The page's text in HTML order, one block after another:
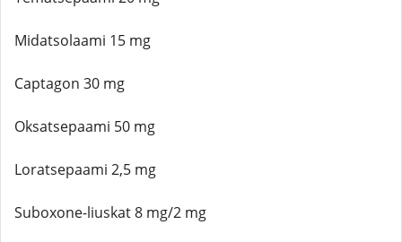
Midatsolaami 15 mg
Captagon 30 mg
Oksatsepaami 50 mg
Loratsepaami 2,5 mg
Suboxone-liuskat 8 mg/2 mg